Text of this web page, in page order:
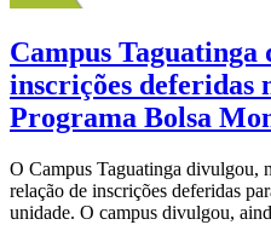
Campus Taguatinga
inscrições deferidas
Programa Bolsa
O Campus Taguatinga divulgou,
relação de inscrições deferidas
unidade. O campus divulgou,